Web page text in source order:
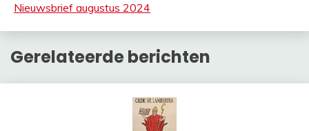
Nieuwsbrief augustus 2024
Gerelateerde berichten